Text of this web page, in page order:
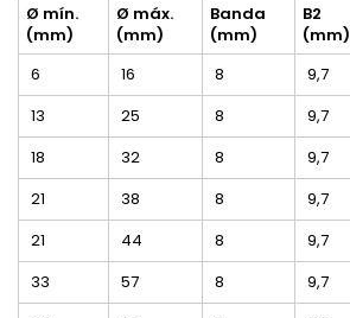
Ø mín.
(mm)
Ø máx.
(mm)
Banda
(mm)
B2
(mm)
6
16 8 9,7
13
25 8 9,7
18
32 8 9,7
21
38 8 9,7
21
44 8 9,7
33
57 8 9,7